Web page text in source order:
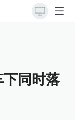
下同时落